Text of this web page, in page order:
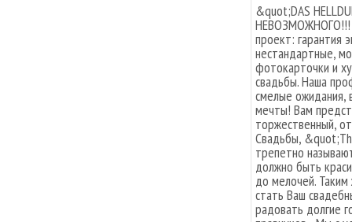
&quot;DAS
НЕВОЗМОЖНОГО!!!
проект: гарантия
нестандартные,
фотокарточки и
свадьбы. Наша
смелые ожидания,
мечты! Вам
торжественный,
Свадьбы,
трепетно
должно быть
до мелочей.
стать Ваш
радовать долгие